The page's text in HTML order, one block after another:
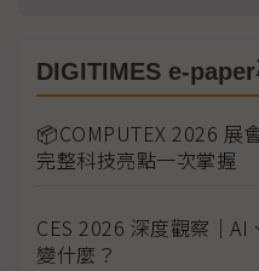
DIGITIMES e-
📦COMPUTEX 2026 展
完整科技亮點一次掌握
CES 2026 深度觀察｜
變什麼？